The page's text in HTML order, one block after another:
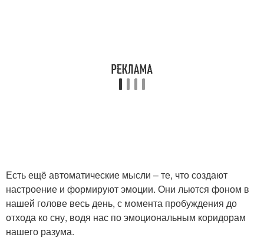
Есть ещё автоматические мысли – те, что создают
настроение и формируют эмоции. Они льются фоном в
нашей голове весь день, с момента пробуждения до
отхода ко сну, водя нас по эмоциональным коридорам
нашего разума.